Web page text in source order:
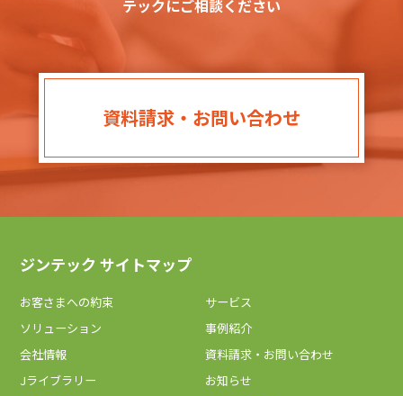
テックにご相談ください
資料請求・お問い合わせ
ジンテック サイトマップ
お客さまへの約束
サービス
ソリューション
事例紹介
会社情報
資料請求・お問い合わせ
Jライブラリー
お知らせ